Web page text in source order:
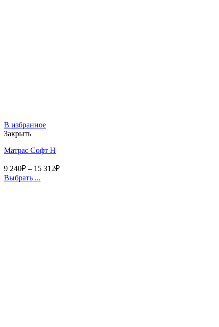
В избранное
Закрыть
Матрас Софт Н
9 240₽ – 15 312₽
Выбрать ...